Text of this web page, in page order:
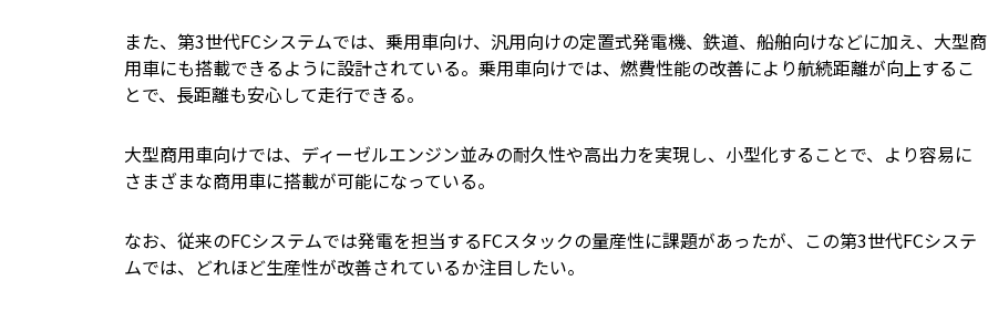
また、第3世代FCシステムでは、乗用車向け、汎用向けの定置式発電機、鉄道、船舶向けなどに加え、大型商
用車にも搭載できるように設計されている。乗用車向けでは、燃費性能の改善により航続距離が向上するこ
とで、長距離も安心して走行できる。
大型商用車向けでは、ディーゼルエンジン並みの耐久性や高出力を実現し、小型化することで、より容易に
さまざまな商用車に搭載が可能になっている。
なお、従来のFCシステムでは発電を担当するFCスタックの量産性に課題があったが、この第3世代FCシステ
ムでは、どれほど生産性が改善されているか注目したい。